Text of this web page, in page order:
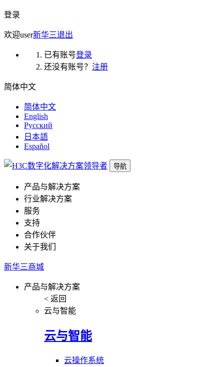
登录
欢迎user新华三退出
已有账号登录
还没有账号？ 注册
简体中文
简体中文
English
Русский
日本語
Español
导航
产品与解决方案
行业解决方案
服务
支持
合作伙伴
关于我们
新华三商城
产品与解决方案
< 返回
云与智能
云与智能
云操作系统